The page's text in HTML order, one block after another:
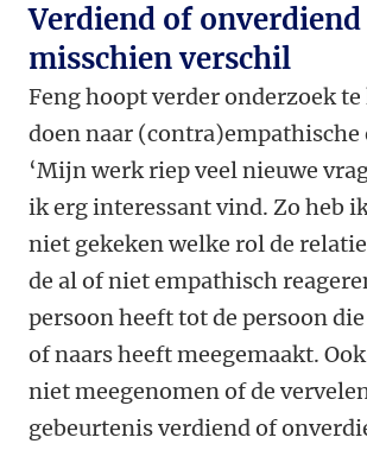
Verdiend of
misschien verschil
Feng hoopt verder onderzoek
doen naar (contra)empathische
‘Mijn werk riep veel nieuwe
ik erg interessant vind. Zo heb
niet gekeken welke rol de
de al of niet empathisch
persoon heeft tot de persoon
of naars heeft meegemaakt.
niet meegenomen of de
gebeurtenis verdiend of